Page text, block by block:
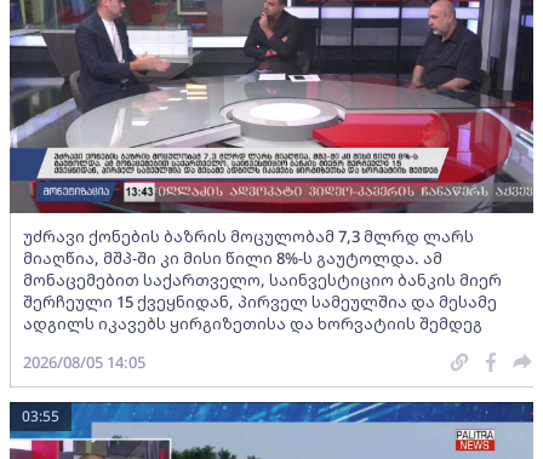
უძრავი ქონების ბაზრის მოცულობამ 7,3 მლრდ ლარს
მიაღწია, მშპ-ში კი მისი წილი 8%-ს გაუტოლდა. ამ
მონაცემებით საქართველო, საინვესტიციო ბანკის მიერ
შერჩეული 15 ქვეყნიდან, პირველ სამეულშია და მესამე
ადგილს იკავებს ყირგიზეთისა და ხორვატიის შემდეგ
2026/08/05 14:05
03:55